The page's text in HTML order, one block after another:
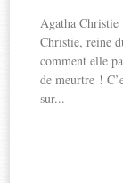
Agatha
Christie, reine
comment elle
de meurtre !
sur...